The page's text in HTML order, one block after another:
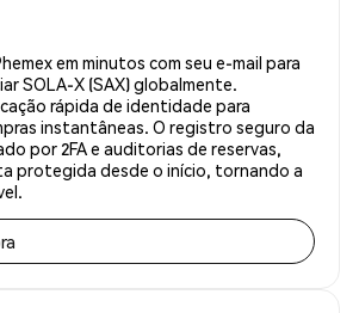
em minutos com seu e-mail para
SOLA-X (SAX) globalmente.
rápida de identidade para
instantâneas. O registro seguro da
por 2FA e auditorias de reservas,
protegida desde o início, tornando a